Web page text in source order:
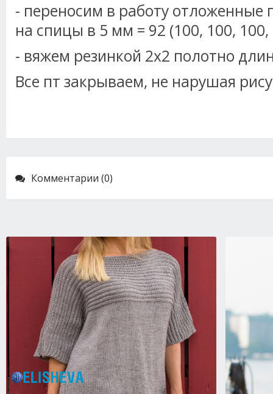
- переносим в работу отложенные
на спицы в 5 мм = 92 (100, 100, 100,
- вяжем резинкой 2х2 полотно
Все пт закрываем, не нарушая
Комментарии (0)